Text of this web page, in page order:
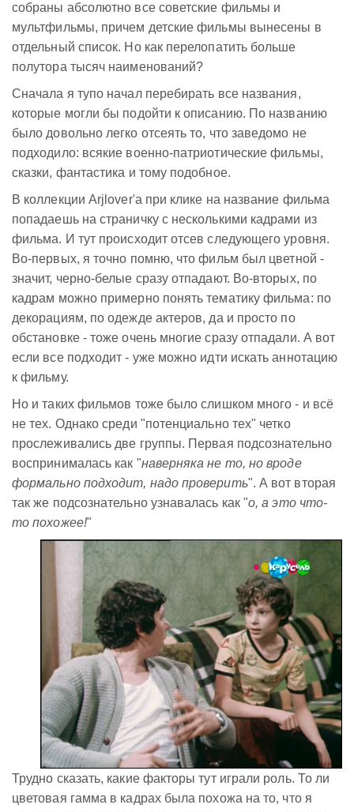
собраны абсолютно все советские фильмы и
мультфильмы, причем детские фильмы вынесены в
отдельный список. Но как перелопатить больше
полутора тысяч наименований?
Сначала я тупо начал перебирать все названия,
которые могли бы подойти к описанию. По названию
было довольно легко отсеять то, что заведомо не
подходило: всякие военно-патриотические фильмы,
сказки, фантастика и тому подобное.
В коллекции Arjlover'а при клике на название фильма
попадаешь на страничку с несколькими кадрами из
фильма. И тут происходит отсев следующего уровня.
Во-первых, я точно помню, что фильм был цветной -
значит, черно-белые сразу отпадают. Во-вторых, по
кадрам можно примерно понять тематику фильма: по
декорациям, по одежде актеров, да и просто по
обстановке - тоже очень многие сразу отпадали. А вот
если все подходит - уже можно идти искать аннотацию
к фильму.
Но и таких фильмов тоже было слишком много - и всё
не тех. Однако среди "потенциально тех" четко
прослеживались две группы. Первая подсознательно
воспринималась как "наверняка не то, но вроде
формально подходит, надо проверить". А вот вторая
так же подсознательно узнавалась как "о, а это что-
то похожее!"
Трудно сказать, какие факторы тут играли роль. То ли
цветовая гамма в кадрах была похожа на то, что я